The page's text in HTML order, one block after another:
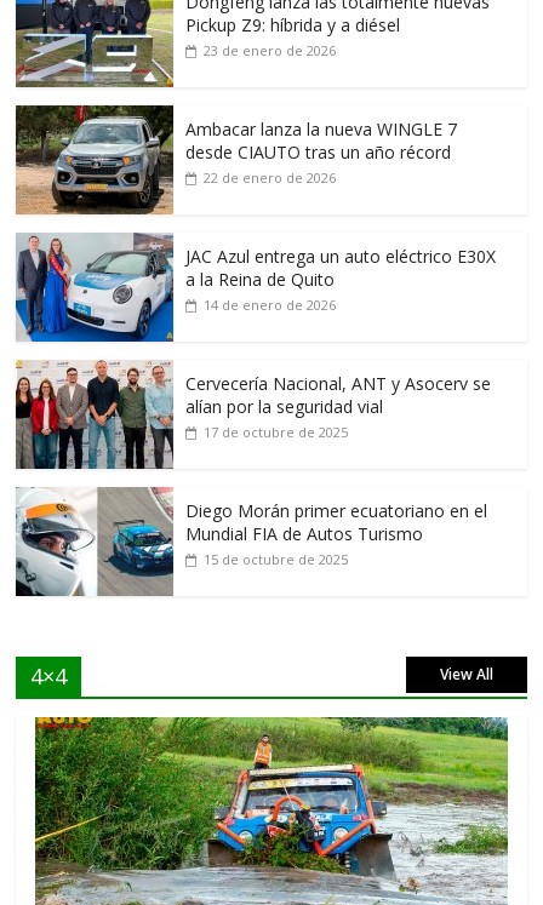
Pickup Z9: híbrida y a diésel
23 de enero de 2026
Ambacar lanza la nueva WINGLE 7
desde CIAUTO tras un año récord
22 de enero de 2026
JAC Azul entrega un auto eléctrico E30X
a la Reina de Quito
14 de enero de 2026
Cervecería Nacional, ANT y Asocerv se
alían por la seguridad vial
17 de octubre de 2025
Diego Morán primer ecuatoriano en el
Mundial FIA de Autos Turismo
15 de octubre de 2025
4×4 View All